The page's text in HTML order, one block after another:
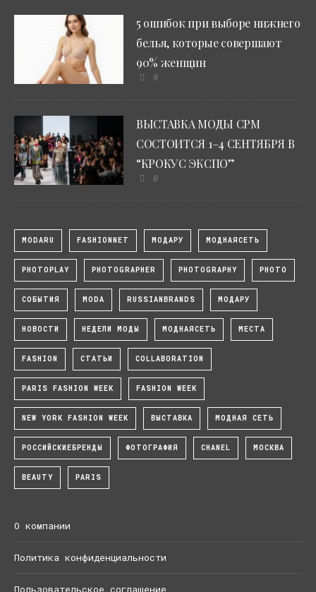
5 ошибок при выборе нижнего
белья, которые совершают
90% женщин
0
ВЫСТАВКА МОДЫ CPM
СОСТОИТСЯ 1–4 СЕНТЯБРЯ В
“КРОКУС ЭКСПО”
0
MODARU FASHIONNET МОДАРУ МОДНАЯСЕТЬ
PHOTOPLAY PHOTOGRAPHER PHOTOGRAPHY PHOTO
СОБЫТИЯ MODA RUSSIANBRANDS МОДАРУ
НОВОСТИ НЕДЕЛИ МОДЫ МОДНАЯСЕТЬ МЕСТА
FASHION СТАТЬИ COLLABORATION
PARIS FASHION WEEK FASHION WEEK
NEW YORK FASHION WEEK ВЫСТАВКА МОДНАЯ СЕТЬ
РОССИЙСКИЕБРЕНДЫ ФОТОГРАФИЯ CHANEL МОСКВА
BEAUTY PARIS
О компании
Политика конфиденциальности
Пользовательское соглашение